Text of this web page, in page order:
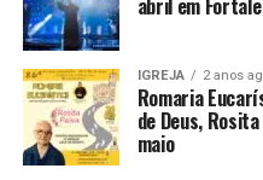
IGREJA 2 anos
Romaria
de Deus,
maio